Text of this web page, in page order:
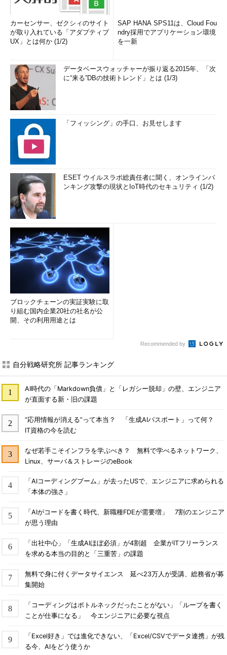
カーセンサー、ゼクシィのサイト
が取り入れている「アダプティブ
UX」とは何か (1/2)
SAP HANA SPS11は、Cloud Fou
ndry採用でアプリケーション環境
を一新
データベースウォッチャーが振り返る2015年、「次
に“来る”DBの技術トレンド」とは (1/3)
「フィッシング」の手口、お見せします
ESET ウイルスラボ総責任者に聞く、オンラインバ
ンキング攻撃の現状とIoT時代のセキュリティ (1/2)
ブロックチェーンの実証実験に取
り組む国内企業20社の社名が公
開、その利用用途とは
Recommended by
自分戦略研究所 記事ランキング
AI時代の「Markdown負債」と「レガシー脱却」の壁、エンジニア
が直面する新・旧の課題
“応用情報が消える”って本当？ 「生成AIパスポート」って何？
IT資格の今を読む
なぜ若手こそインフラを学ぶべき？ 無料で学べるネットワーク、
Linux、サーバ＆ストレージのeBook
「AIコーディングブーム」が去ったUSで、エンジニアに求められる
「本体の強さ」
「AIがコードを書く時代、新職種FDEが需要増」 7割のエンジニア
が思う理由
「出社中心」「生成AIほぼ必須」が4割超 企業がITフリーランス
を求める本当の目的と「三重苦」の課題
無料で身に付くデータサイエンス 延べ23万人が受講、総務省が募
集開始
「コーディングはボトルネックだったことがない」「ループを書く
ことが仕事になる」 今エンジニアに必要な視点
「Excel好き」では進化できない、「Excel/CSVでデータ連携」が残
る今、AIをどう使うか